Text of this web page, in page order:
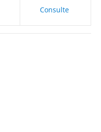
Consulte